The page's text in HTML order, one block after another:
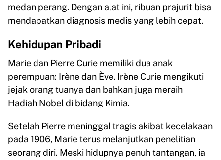
medan perang. Dengan alat ini, ribuan prajurit bisa
mendapatkan diagnosis medis yang lebih cepat.
Kehidupan Pribadi
Marie dan Pierre Curie memiliki dua anak
perempuan: Irène dan Ève. Irène Curie mengikuti
jejak orang tuanya dan bahkan juga meraih
Hadiah Nobel di bidang Kimia.
Setelah Pierre meninggal tragis akibat kecelakaan
pada 1906, Marie terus melanjutkan penelitian
seorang diri. Meski hidupnya penuh tantangan, ia